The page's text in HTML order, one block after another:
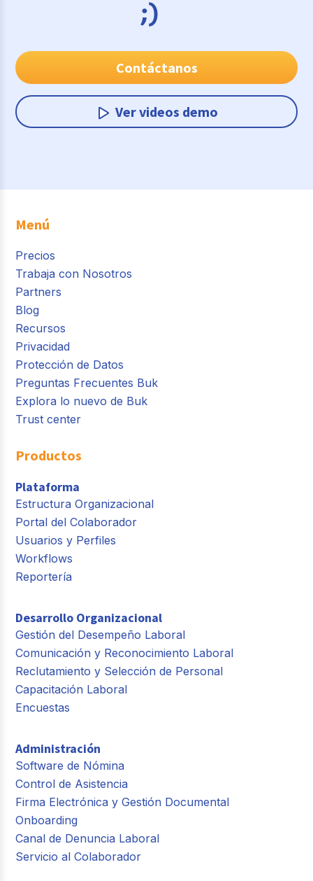
Contáctanos
Ver videos demo
Menú
Precios
Trabaja con Nosotros
Partners
Blog
Recursos
Privacidad
Protección de Datos
Preguntas Frecuentes Buk
Explora lo nuevo de Buk
Trust center
Productos
Plataforma
Estructura Organizacional
Portal del Colaborador
Usuarios y Perfiles
Workflows
Reportería
Desarrollo Organizacional
Gestión del Desempeño Laboral
Comunicación y Reconocimiento Laboral
Reclutamiento y Selección de Personal
Capacitación Laboral
Encuestas
Administración
Software de Nómina
Control de Asistencia
Firma Electrónica y Gestión Documental
Onboarding
Canal de Denuncia Laboral
Servicio al Colaborador